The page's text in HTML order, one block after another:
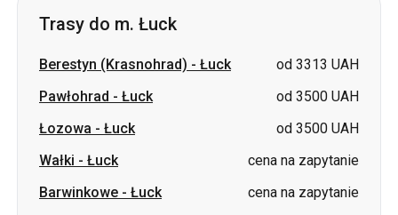
Łozowa-Łuck
Wałki-Łuck
cena na zapytanie
Barwinkowe-Łuck
cena na zapytanie
Czernihów-Łuck
cena na zapytanie
Vesele-Łuck
cena na zapytanie
Błyzniuky-Łuck
cena na zapytanie